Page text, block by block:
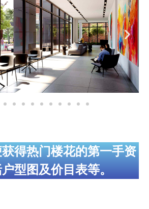
走近加拿大
得热门楼花的第一手资
型图及价目表等。